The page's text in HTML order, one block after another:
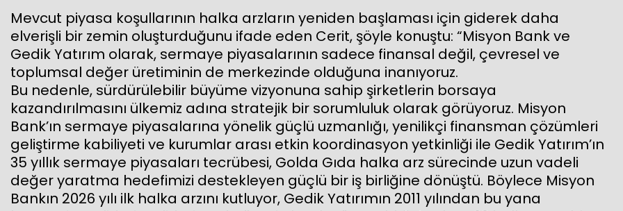
Mevcut piyasa koşullarının halka arzların yeniden başlaması için giderek daha
elverişli bir zemin oluşturduğunu ifade eden Cerit, şöyle konuştu: “Misyon Bank ve
Gedik Yatırım olarak, sermaye piyasalarının sadece finansal değil, çevresel ve
toplumsal değer üretiminin de merkezinde olduğuna inanıyoruz.
Bu nedenle, sürdürülebilir büyüme vizyonuna sahip şirketlerin borsaya
kazandırılmasını ülkemiz adına stratejik bir sorumluluk olarak görüyoruz. Misyon
Bank’ın sermaye piyasalarına yönelik güçlü uzmanlığı, yenilikçi finansman çözümleri
geliştirme kabiliyeti ve kurumlar arası etkin koordinasyon yetkinliği ile Gedik Yatırım’ın
35 yıllık sermaye piyasaları tecrübesi, Golda Gıda halka arz sürecinde uzun vadeli
değer yaratma hedefimizi destekleyen güçlü bir iş birliğine dönüştü. Böylece Misyon
Bankın 2026 yılı ilk halka arzını kutluyor, Gedik Yatırımın 2011 yılından bu yana